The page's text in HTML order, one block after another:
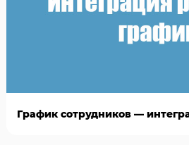
График сотрудников —